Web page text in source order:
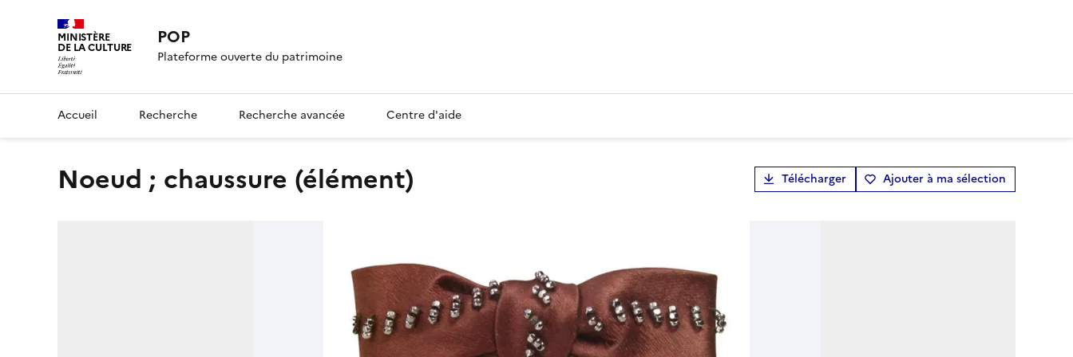
MINISTÈRE
DE LA CULTURE POP
Plateforme ouverte du patrimoine
Accueil Recherche Recherche avancée Centre d'aide
noeud ; chaussure (élément) Télécharger Ajouter à ma sélection